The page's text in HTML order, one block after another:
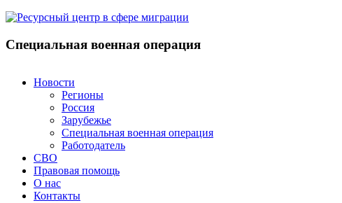
Специальная военная операция
Новости
Регионы
Россия
Зарубежье
Специальная военная операция
Работодатель
СВО
Правовая помощь
О нас
Контакты